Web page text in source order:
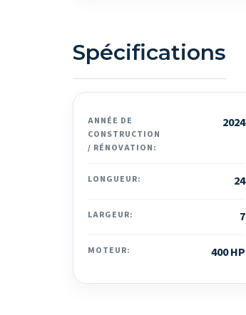
Spécifications
ANNÉE DE
CONSTRUCTION
/ RÉNOVATION:
2024
LONGUEUR: 24
LARGEUR: 7
MOTEUR: 400 HP